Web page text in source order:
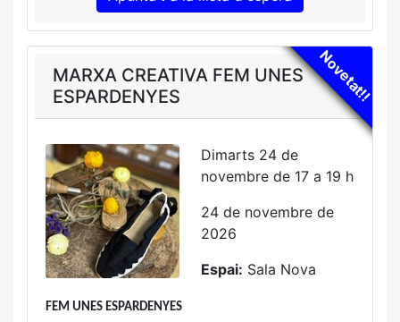
Novetat!!
MARXA CREATIVA FEM UNES
ESPARDENYES
Dimarts 24 de
novembre de 17 a 19 h
24 de novembre de
2026
Espai: Sala Nova
FEM UNES ESPARDENYES